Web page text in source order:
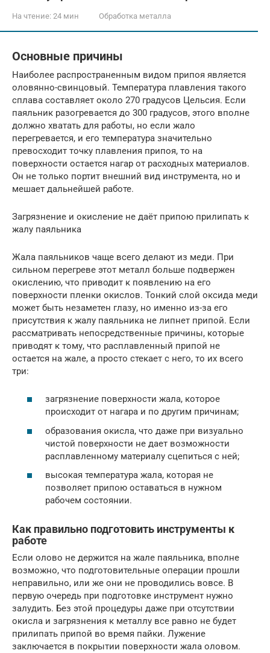
На чтение: 24 мин Обработка металла
Основные причины
Наиболее распространенным видом припоя является
оловянно-свинцовый. Температура плавления такого
сплава составляет около 270 градусов Цельсия. Если
паяльник разогревается до 300 градусов, этого вполне
должно хватать для работы, но если жало
перегревается, и его температура значительно
превосходит точку плавления припоя, то на
поверхности остается нагар от расходных материалов.
Он не только портит внешний вид инструмента, но и
мешает дальнейшей работе.
Загрязнение и окисление не даёт припою прилипать к
жалу паяльника
Жала паяльников чаще всего делают из меди. При
сильном перегреве этот металл больше подвержен
окислению, что приводит к появлению на его
поверхности пленки окислов. Тонкий слой оксида меди
может быть незаметен глазу, но именно из-за его
присутствия к жалу паяльника не липнет припой. Если
рассматривать непосредственные причины, которые
приводят к тому, что расплавленный припой не
остается на жале, а просто стекает с него, то их всего
три:
загрязнение поверхности жала, которое
происходит от нагара и по другим причинам;
образования окисла, что даже при визуально
чистой поверхности не дает возможности
расплавленному материалу сцепиться с ней;
высокая температура жала, которая не
позволяет припою оставаться в нужном
рабочем состоянии.
Как правильно подготовить инструменты к
работе
Если олово не держится на жале паяльника, вполне
возможно, что подготовительные операции прошли
неправильно, или же они не проводились вовсе. В
первую очередь при подготовке инструмент нужно
залудить. Без этой процедуры даже при отсутствии
окисла и загрязнения к металлу все равно не будет
прилипать припой во время пайки. Лужение
заключается в покрытии поверхности жала оловом.